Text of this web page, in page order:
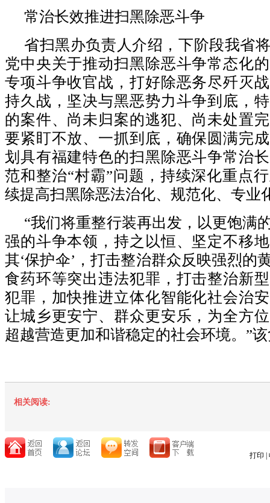
常治长效推进扫黑除恶斗争
省扫黑办负责人介绍，下阶段我省
党中央关于推动扫黑除恶斗争常态化
专项斗争收官战，打好除恶务尽歼灭
持久战，坚决与黑恶势力斗争到底，
的案件、尚未归案的逃犯、尚未处置
要紧盯不放、一抓到底，确保圆满完
划具有福建特色的扫黑除恶斗争常治
范和整治“村霸”问题，持续深化重点
续提高扫黑除恶法治化、规范化、专业
“我们将重整行装再出发，以更饱满
强的斗争本领，持之以恒、坚定不移
其‘保护伞’，打击整治群众反映强烈的
食药环等突出违法犯罪，打击整治新
犯罪，加快推进立体化智能化社会治
让城乡更安宁、群众更安乐，为全方
超越营造更加和谐稳定的社会环境。”
相关阅读:
打印